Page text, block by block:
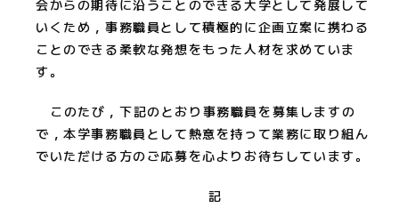
会からの期待に沿うことのできる大学として発展して
いくため，事務職員として積極的に企画立案に携わる
ことのできる柔軟な発想をもった人材を求めていま
す。
このたび，下記のとおり事務職員を募集しますの
で，本学事務職員として熱意を持って業務に取り組ん
でいただける方のご応募を心よりお待ちしています。
記